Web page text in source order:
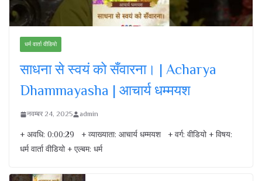
धर्म वार्ता वीडियो
साधना से स्वयं को सँवारना। | Acharya
Dhammayasha | आचार्य धम्मयश
नवम्बर 24, 2025 admin
+ अवधि: 0:00:29 + व्याख्याता: आचार्य धम्मयश + वर्ग: वीडियो + विषय:
धर्म वार्ता वीडियो + एल्बम: धर्म